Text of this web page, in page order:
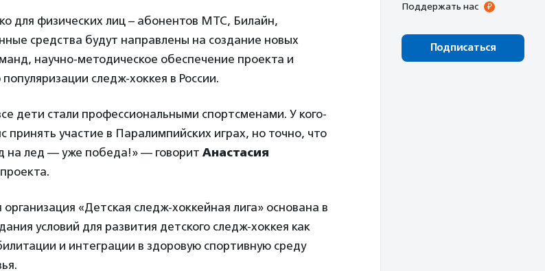
для физических лиц – абонентов МТС, Билайн,
средства будут направлены на создание новых
научно-методическое обеспечение проекта и
следж-хоккея в России.
дети стали профессиональными спортсменами. У кого-
принять участие в Паралимпийских играх, но точно, что
на лед — уже победа!» — говорит Анастасия
«Детская следж-хоккейная лига» основана в
условий для развития детского следж-хоккея как
и интеграции в здоровую спортивную среду
Поддержать нас
Подписаться